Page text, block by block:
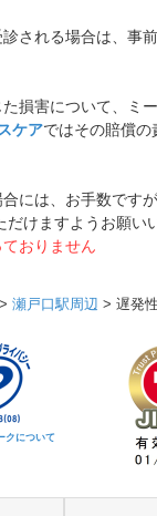
される場合は、事
損害について、ミ
ケアではその賠償
には、お手数ですが
けますようお願い
おりません
> 瀬戸口駅周辺 > 遅発
クについて